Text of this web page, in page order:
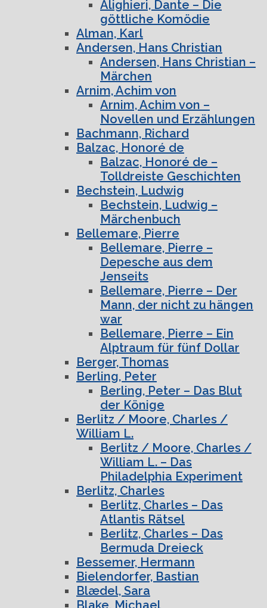
Alighieri, Dante – Die
göttliche Komödie
Alman, Karl
Andersen, Hans Christian
Andersen, Hans Christian –
Märchen
Arnim, Achim von
Arnim, Achim von –
Novellen und Erzählungen
Bachmann, Richard
Balzac, Honoré de
Balzac, Honoré de –
Tolldreiste Geschichten
Bechstein, Ludwig
Bechstein, Ludwig –
Märchenbuch
Bellemare, Pierre
Bellemare, Pierre –
Depesche aus dem
Jenseits
Bellemare, Pierre – Der
Mann, der nicht zu hängen
war
Bellemare, Pierre – Ein
Alptraum für fünf Dollar
Berger, Thomas
Berling, Peter
Berling, Peter – Das Blut
der Könige
Berlitz / Moore, Charles /
William L.
Berlitz / Moore, Charles /
William L. – Das
Philadelphia Experiment
Berlitz, Charles
Berlitz, Charles – Das
Atlantis Rätsel
Berlitz, Charles – Das
Bermuda Dreieck
Bessemer, Hermann
Bielendorfer, Bastian
Blædel, Sara